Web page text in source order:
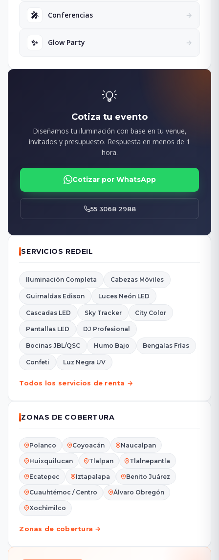
🎤 Conferencias →
✨ Glow Party →
💡
Cotiza tu evento
Diseñamos tu iluminación con base en tu venue,
invitados y presupuesto. Respuesta en menos de 1
hora.
Cotizar por WhatsApp
55 3068 2988
SERVICIOS REDEIL
Iluminación Completa Cabezas Móviles
Guirnaldas Edison Luces Neón LED
Cascadas LED Sky Tracker City Color
Pantallas LED DJ Profesional
Bocinas JBL/QSC Humo Bajo Bengalas Frías
Confeti Luz Negra UV
Todos los servicios de renta →
ZONAS DE COBERTURA
Polanco Coyoacán Naucalpan
Huixquilucan Tlalpan Tlalnepantla
Ecatepec Iztapalapa Benito Juárez
Cuauhtémoc / Centro Álvaro Obregón
Xochimilco
Zonas de cobertura →